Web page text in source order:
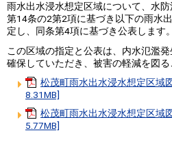
雨水出水浸水想定区域について、水防
第14条の2第2項に基づき以下の雨水
定し、同条第4項に基づき公表します。
この区域の指定と公表は、内水氾濫
確保していただき、被害の軽減を図る
松茂町雨水出水浸水想定区域
8.31MB]
松茂町雨水出水浸水想定区域
5.77MB]